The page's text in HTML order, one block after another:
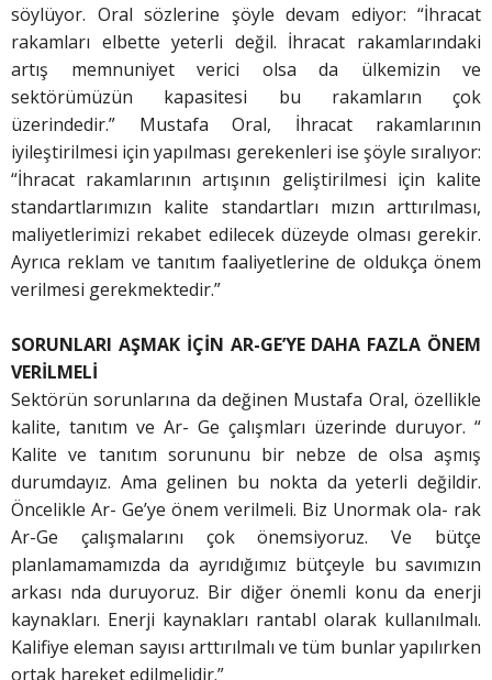
söylüyor. Oral sözlerine şöyle devam ediyor: “İhracat
rakamları elbette yeterli değil. İhracat rakamlarındaki
artış memnuniyet verici olsa da ülkemizin ve
sektörümüzün kapasitesi bu rakamların çok
üzerindedir.” Mustafa Oral, İhracat rakamlarının
iyileştirilmesi için yapılması gerekenleri ise şöyle sıralıyor:
“İhracat rakamlarının artışının geliştirilmesi için kalite
standartlarımızın kalite standartları mızın arttırılması,
maliyetlerimizi rekabet edilecek düzeyde olması gerekir.
Ayrıca reklam ve tanıtım faaliyetlerine de oldukça önem
verilmesi gerekmektedir.”
SORUNLARI AŞMAK İÇİN AR-GE’YE DAHA FAZLA ÖNEM
VERİLMELİ
Sektörün sorunlarına da değinen Mustafa Oral, özellikle
kalite, tanıtım ve Ar- Ge çalışmları üzerinde duruyor. “
Kalite ve tanıtım sorununu bir nebze de olsa aşmış
durumdayız. Ama gelinen bu nokta da yeterli değildir.
Öncelikle Ar- Ge’ye önem verilmeli. Biz Unormak ola- rak
Ar-Ge çalışmalarını çok önemsiyoruz. Ve bütçe
planlamamamızda da ayrıdığımız bütçeyle bu savımızın
arkası nda duruyoruz. Bir diğer önemli konu da enerji
kaynakları. Enerji kaynakları rantabl olarak kullanılmalı.
Kalifiye eleman sayısı arttırılmalı ve tüm bunlar yapılırken
ortak hareket edilmelidir.”